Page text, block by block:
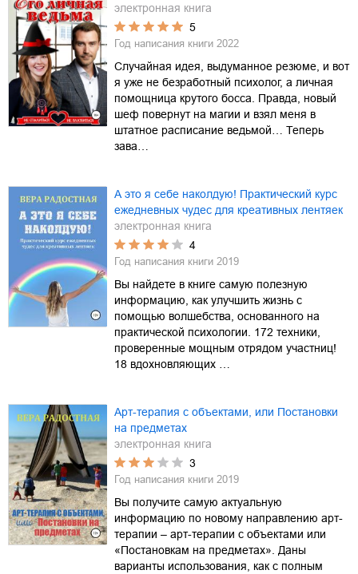
электронная книга
5
Год написания книги 2022
Случайная идея, выдуманное резюме, и вот
я уже не безработный психолог, а личная
помощница крутого босса. Правда, новый
шеф повернут на магии и взял меня в
штатное расписание ведьмой… Теперь
зава…
А это я себе наколдую! Практический курс
ежедневных чудес для креативных лентяек
электронная книга
4
Год написания книги 2019
Вы найдете в книге самую полезную
информацию, как улучшить жизнь с
помощью волшебства, основанного на
практической психологии. 172 техники,
проверенные мощным отрядом участниц!
18 вдохновляющих …
Арт-терапия с объектами, или Постановки
на предметах
электронная книга
3
Год написания книги 2019
Вы получите самую актуальную
информацию по новому направлению арт-
терапии – арт-терапии с объектами или
«Постановкам на предметах». Даны
варианты использования, как с полным